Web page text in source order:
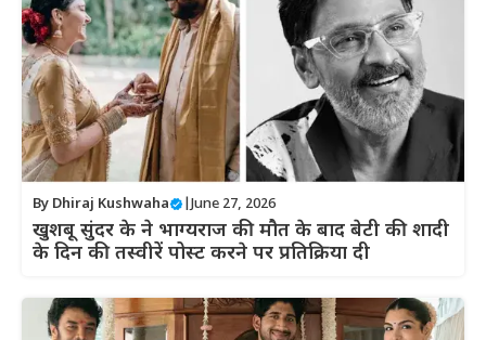
By Dhiraj Kushwaha June 27, 2026
खुशबू सुंदर के ने भाग्यराज की मौत के बाद बेटी की शादी
के दिन की तस्वीरें पोस्ट करने पर प्रतिक्रिया दी